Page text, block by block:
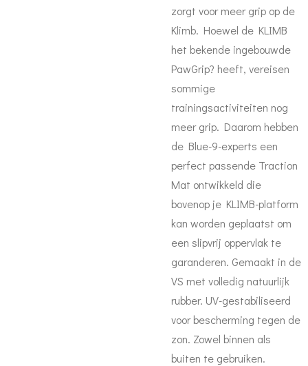
zorgt voor meer grip op de
Klimb. Hoewel de KLIMB
het bekende ingebouwde
PawGrip? heeft, vereisen
sommige
trainingsactiviteiten nog
meer grip. Daarom hebben
de Blue-9-experts een
perfect passende Traction
Mat ontwikkeld die
bovenop je KLIMB-platform
kan worden geplaatst om
een slipvrij oppervlak te
garanderen. Gemaakt in de
VS met volledig natuurlijk
rubber. UV-gestabiliseerd
voor bescherming tegen de
zon. Zowel binnen als
buiten te gebruiken.